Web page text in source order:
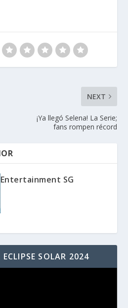
NEXT
¡Ya llegó Selena! La Serie;
fans rompen récord
Entertainment SG
ECLIPSE SOLAR 2024